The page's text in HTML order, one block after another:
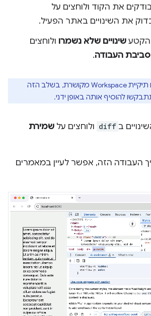
את הקוד ולוחצים על
את השינויים באתר הפעיל.
הקטע שינויים שלא נשמרו ולוחצים
העבודה.
אם אין לכם תיקיית Workspace מקושרת, בשלב הזה
להוסיף אותה באופן ידני.
ב diff ולוחצים על שמירת
העבודה הזה, אפשר לעיין במאמרים